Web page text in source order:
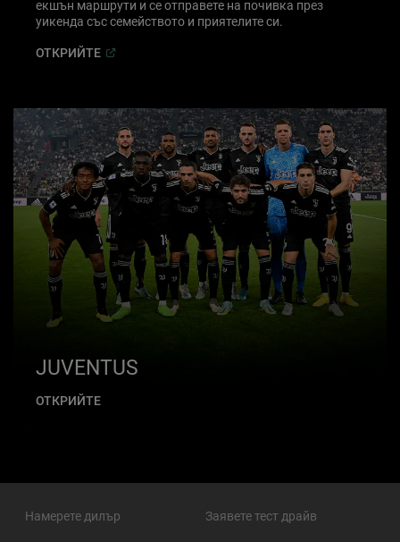
екшън маршрути и се отправете на почивка през
уикенда със семейството и приятелите си.
ОТКРИЙТЕ( Open in a new window
JUVENTUS
ОТКРИЙТЕ
Намерете дилър Заявете тест драйв